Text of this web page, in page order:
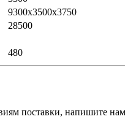
9300x3500x3750
28500
480
поставки, напишите